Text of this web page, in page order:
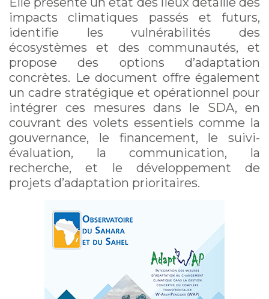
impacts climatiques passés et futurs,
identifie les vulnérabilités des
écosystèmes et des communautés, et
propose des options d’adaptation
concrètes. Le document offre également
un cadre stratégique et opérationnel pour
intégrer ces mesures dans le SDA, en
couvrant des volets essentiels comme la
gouvernance, le financement, le suivi-
évaluation, la communication, la
recherche, et le développement de
projets d’adaptation prioritaires.